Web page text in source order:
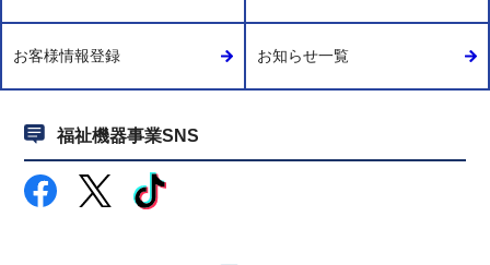
お客様情報登録 お知らせ一覧
福祉機器事業SNS